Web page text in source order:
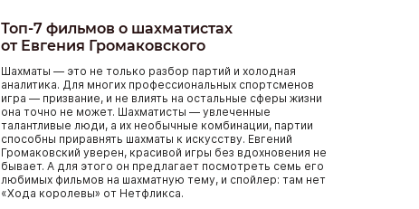
Топ-7 фильмов о шахматистах
от Евгения Громаковского
Шахматы — это не только разбор партий и холодная
аналитика. Для многих профессиональных спортсменов
игра — призвание, и не влиять на остальные сферы жизни
она точно не может. Шахматисты — увлеченные
талантливые люди, а их необычные комбинации, партии
способны приравнять шахматы к искусству. Евгений
Громаковский уверен, красивой игры без вдохновения не
бывает. А для этого он предлагает посмотреть семь его
любимых фильмов на шахматную тему, и спойлер: там нет
«Хода королевы» от Нетфликса.